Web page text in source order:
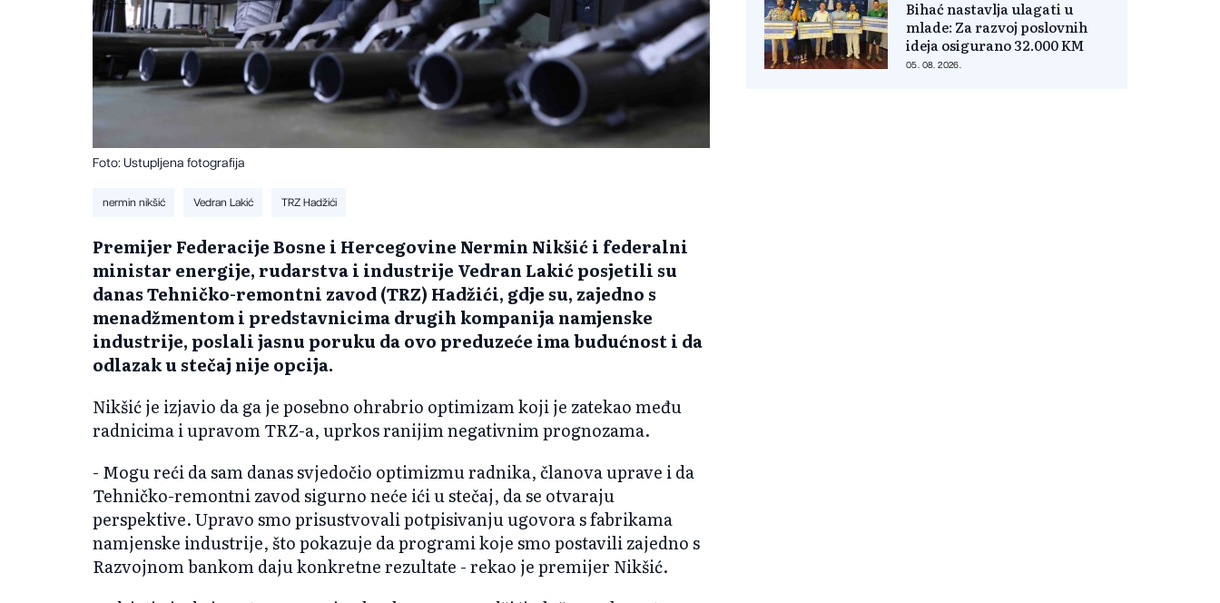
Foto: Ustupljena fotografija
nermin nikšić Vedran Lakić TRZ Hadžići
Premijer Federacije Bosne i Hercegovine Nermin Nikšić i federalni
ministar energije, rudarstva i industrije Vedran Lakić posjetili su
danas Tehničko-remontni zavod (TRZ) Hadžići, gdje su, zajedno s
menadžmentom i predstavnicima drugih kompanija namjenske
industrije, poslali jasnu poruku da ovo preduzeće ima budućnost i da
odlazak u stečaj nije opcija.
Nikšić je izjavio da ga je posebno ohrabrio optimizam koji je zatekao među
radnicima i upravom TRZ-a, uprkos ranijim negativnim prognozama.
- Mogu reći da sam danas svjedočio optimizmu radnika, članova uprave i da
Tehničko-remontni zavod sigurno neće ići u stečaj, da se otvaraju
perspektive. Upravo smo prisustvovali potpisivanju ugovora s fabrikama
namjenske industrije, što pokazuje da programi koje smo postavili zajedno s
Razvojnom bankom daju konkretne rezultate - rekao je premijer Nikšić.
Bihać nastavlja ulagati u
mlade: Za razvoj poslovnih
ideja osigurano 32.000 KM
05. 08. 2026.